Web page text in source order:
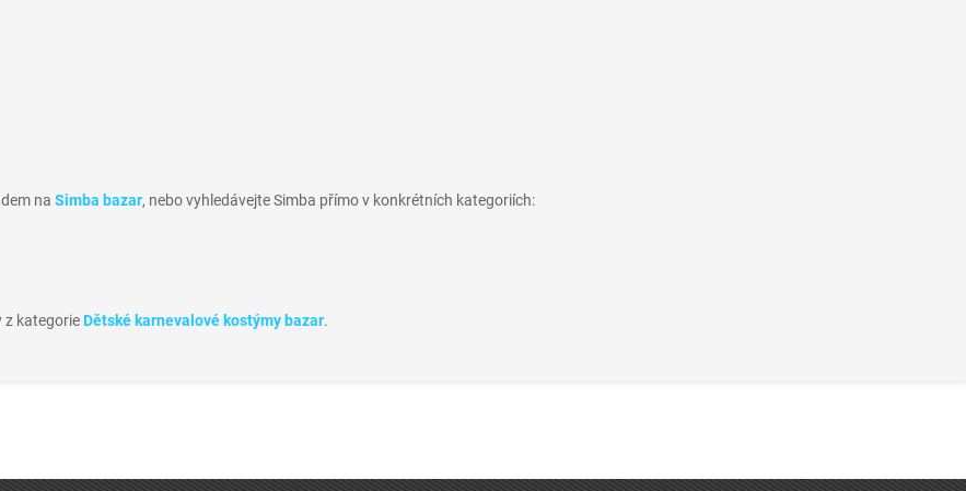
na Simba bazar, nebo vyhledávejte Simba přímo v konkrétních kategoriích:
z kategorieDětské karnevalové kostýmy bazar.